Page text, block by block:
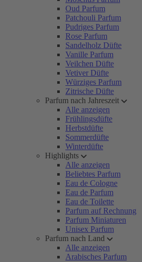
Oud Parfum
Patchouli Parfum
Pudriges Parfum
Rose Parfum
Sandelholz Düfte
Vanille Parfum
Veilchen Düfte
Vetiver Düfte
Würziges Parfum
Zitrische Düfte
Parfum nach Jahreszeit
Alle anzeigen
Frühlingsdüfte
Herbstdüfte
Sommerdüfte
Winterdüfte
Highlights
Alle anzeigen
Beliebtes Parfum
Eau de Cologne
Eau de Parfum
Eau de Toilette
Parfum auf Rechnung
Parfum Miniaturen
Unisex Parfum
Parfum nach Land
Alle anzeigen
Arabisches Parfum